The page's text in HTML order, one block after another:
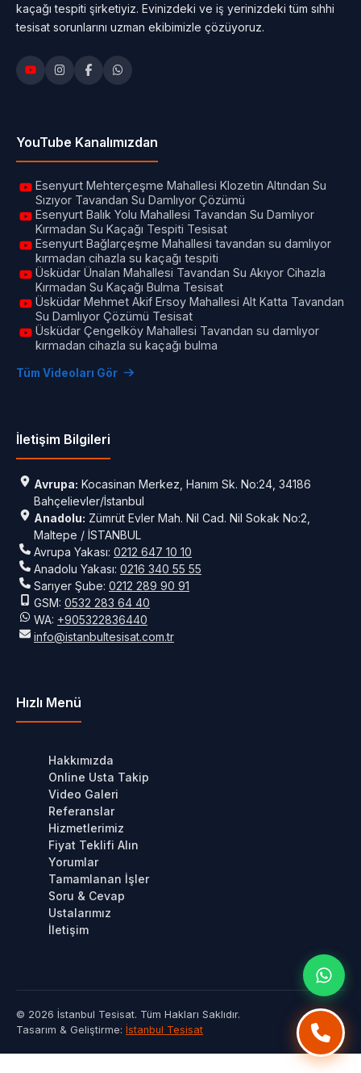
kaçağı tespiti şirketiyiz. Evinizdeki ve iş yerinizdeki tüm sıhhi
tesisat sorunlarını uzman ekibimizle çözüyoruz.
YouTube Kanalımızdan
Esenyurt Mehterçeşme Mahallesi Klozetin Altından Su
Sızıyor Tavandan Su Damlıyor Çözümü
Esenyurt Balık Yolu Mahallesi Tavandan Su Damlıyor
Kırmadan Su Kaçağı Tespiti Tesisat
Esenyurt Bağlarçeşme Mahallesi tavandan su damlıyor
kırmadan cihazla su kaçağı tespiti
Üsküdar Ünalan Mahallesi Tavandan Su Akıyor Cihazla
Kırmadan Su Kaçağı Bulma Tesisat
Üsküdar Mehmet Akif Ersoy Mahallesi Alt Katta Tavandan
Su Damlıyor Çözümü Tesisat
Üsküdar Çengelköy Mahallesi Tavandan su damlıyor
kırmadan cihazla su kaçağı bulma
Tüm Videoları Gör
İletişim Bilgileri
Avrupa: Kocasinan Merkez, Hanım Sk. No:24, 34186
Bahçelievler/İstanbul
Anadolu: Zümrüt Evler Mah. Nil Cad. Nil Sokak No:2,
Maltepe / İSTANBUL
Avrupa Yakası: 0212 647 10 10
Anadolu Yakası: 0216 340 55 55
Sarıyer Şube: 0212 289 90 91
GSM: 0532 283 64 40
WA: +905322836440
info@istanbultesisat.com.tr
Hızlı Menü
Hakkımızda
Online Usta Takip
Video Galeri
Referanslar
Hizmetlerimiz
Fiyat Teklifi Alın
Yorumlar
Tamamlanan İşler
Soru & Cevap
Ustalarımız
İletişim
© 2026 İstanbul Tesisat. Tüm Hakları Saklıdır.
Tasarım & Geliştirme: İstanbul Tesisat